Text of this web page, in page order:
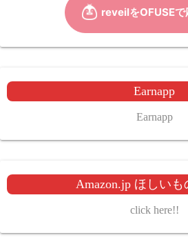
Earnapp
Earnapp
Amazon.jp ほしいも
click here!!